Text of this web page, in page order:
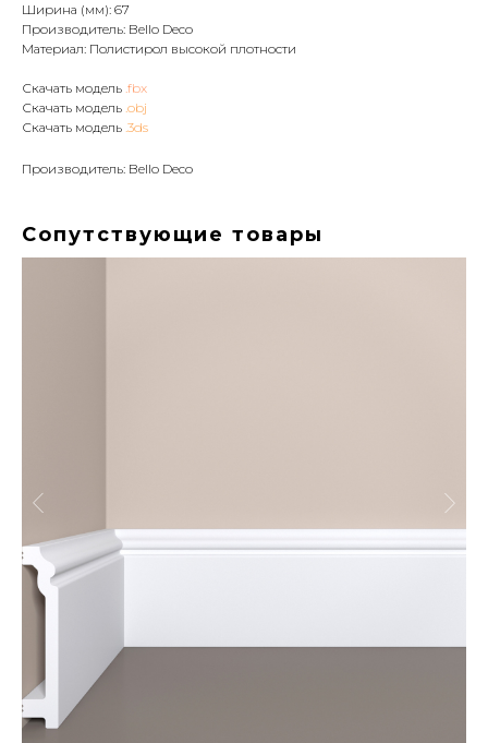
Ширина (мм): 67
Производитель: Bello Deco
Материал: Полистирол высокой плотности
Скачать модель .fbx
Скачать модель .obj
Скачать модель .3ds
Производитель: Bello Deco
Сопутствующие товары